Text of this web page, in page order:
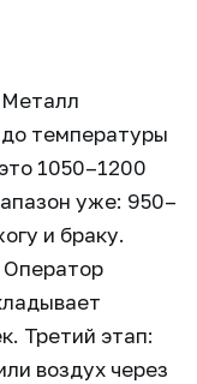
Металл
до температуры
1050–1200
уже: 950–
и браку.
Оператор
Третий этап:
воздух через